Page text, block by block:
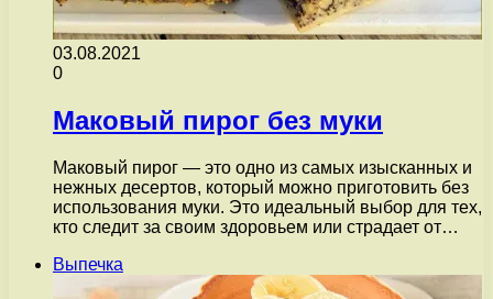
03.08.2021
0
Маковый пирог без муки
Маковый пирог — это одно из самых изысканных и
нежных десертов, который можно приготовить без
использования муки. Это идеальный выбор для тех,
кто следит за своим здоровьем или страдает от…
Выпечка